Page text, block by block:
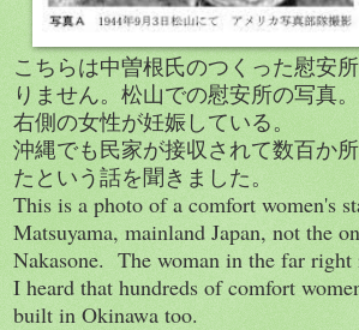
こちらは中曽根氏のつくった慰安
りません。松山での慰安所の写真。
右側の女性が妊娠している。
沖縄でも民家が接収されて数百か
たという話を聞きました。
This is a photo of a comfort women's
Matsuyama, mainland Japan, not the
Nakasone. The woman in the far right
I heard that hundreds of comfort
built in Okinawa too.